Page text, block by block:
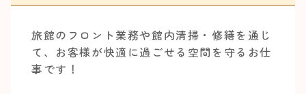
旅館のフロント業務や館内清掃・修繕を通じ
て、お客様が快適に過ごせる空間を守るお仕
事です！